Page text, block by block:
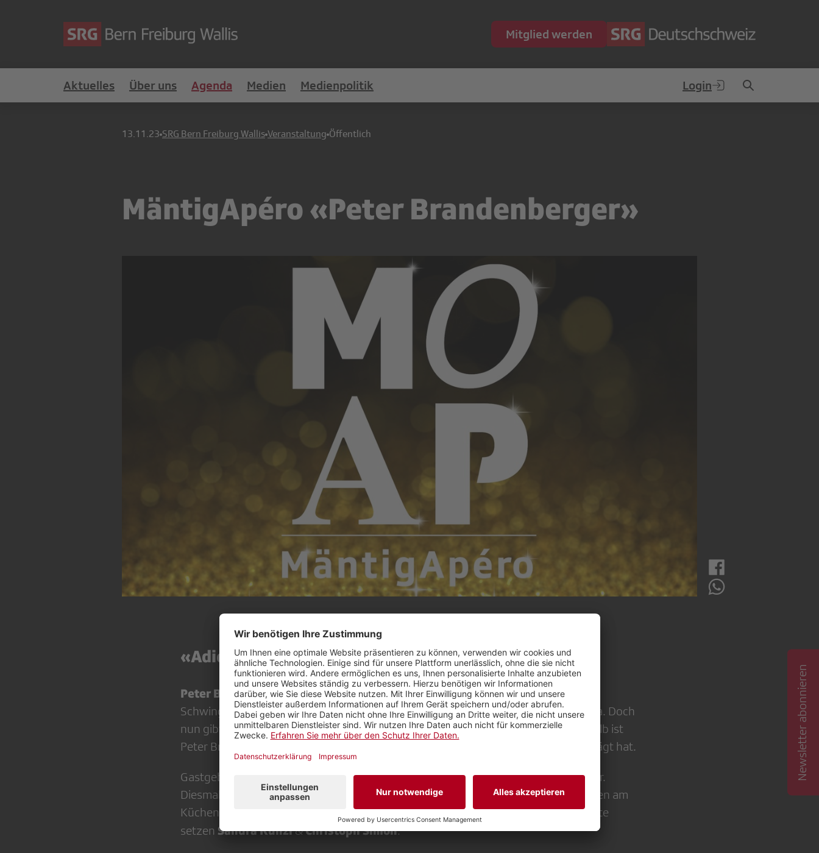
Mitglied werden
Aktuelles Über uns Agenda Medien Medienpolitik Login
13.11.23 SRG Bern Freiburg Wallis Veranstaltung Öffentlich
MäntigApéro «Peter Brandenberger»
«Adieu mitenang – Merci für alls!»
Peter Brandenbergerspricht seit 10 Jahren am MäntigApéro mit Gästen. Vom
Schwingerkönig über die Volksmusik-Prinzessin, von Ogi über Lenz bis Sommaruga. Doch
nun gibt er den Stuhl am Tisch und auch das Regionaljournalsteuer frei. Und deshalb ist
Peter Brandenberger der letzte Gast dieser Ära, in welcher er den Berner Talk geprägt hat.
Gastgeber
freut sich auf das Gespräch mit Peter Brandenberger.
Diesmal richten sich die Fragen an ihn, der mit seiner Neugierde den Persönlichkeiten am
Küchentisch so vieles zu entlocken wusste. Schluss-, Zwischen- und Anfangspunkte
setzen Sandra Künzi&Christoph Simon.
Newsletter abonnieren